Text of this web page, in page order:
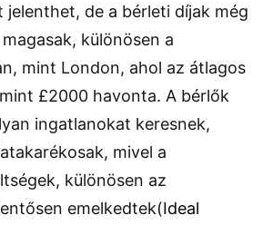
jelenthet, de a bérleti díjak még
különösen a
mint London, ahol az átlagos
£2000 havonta. A bérlők
ingatlanokat keresnek,
mivel a
különösen az
emelkedtek​(Ideal